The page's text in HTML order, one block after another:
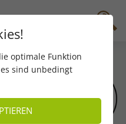
Quiz
optimale Funktion
sind unbedingt